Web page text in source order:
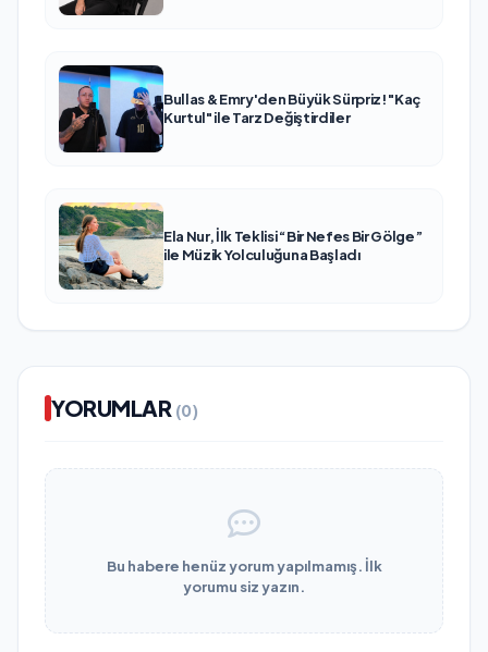
Bullas & Emry'den Büyük Sürpriz! "Kaç
Kurtul" ile Tarz Değiştirdiler
Ela Nur, İlk Teklisi “Bir Nefes Bir Gölge”
ile Müzik Yolculuğuna Başladı
YORUMLAR (0)
Bu habere henüz yorum yapılmamış. İlk
yorumu siz yazın.